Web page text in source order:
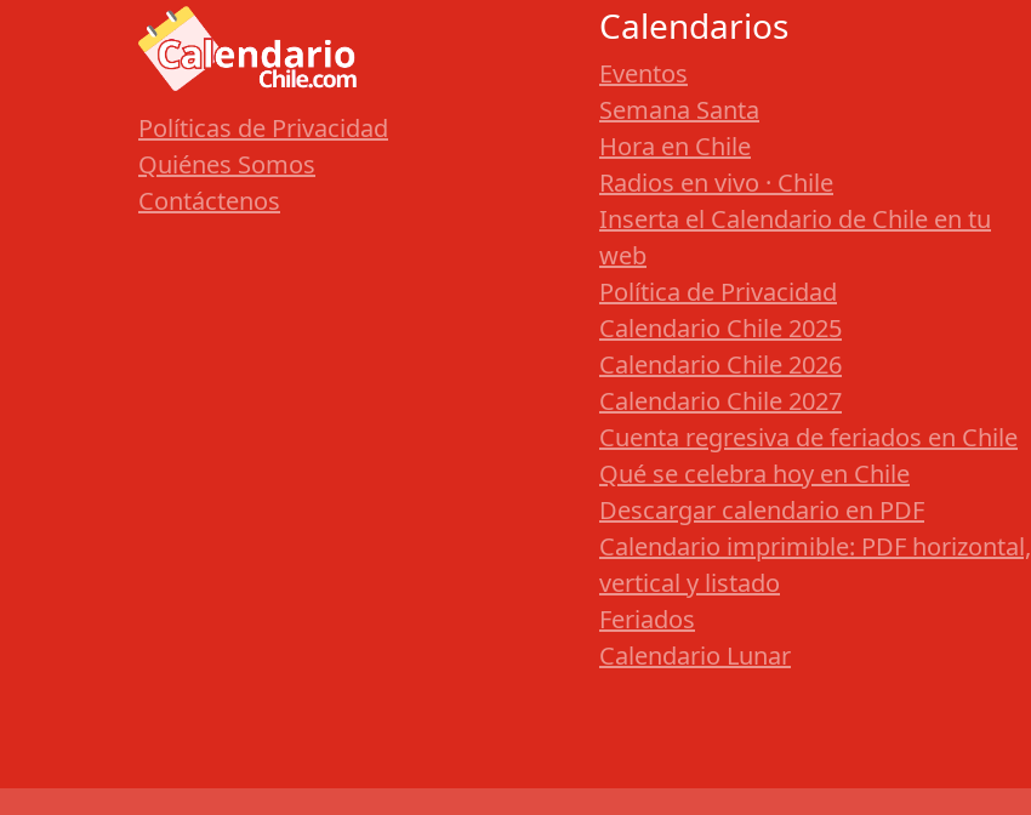
Políticas de Privacidad
Quiénes Somos
Contáctenos
Calendarios
Eventos
Semana Santa
Hora en Chile
Radios en vivo · Chile
Inserta el Calendario de Chile en tu
web
Política de Privacidad
Calendario Chile 2025
Calendario Chile 2026
Calendario Chile 2027
Cuenta regresiva de feriados en Chile
Qué se celebra hoy en Chile
Descargar calendario en PDF
Calendario imprimible: PDF horizontal,
vertical y listado
Feriados
Calendario Lunar